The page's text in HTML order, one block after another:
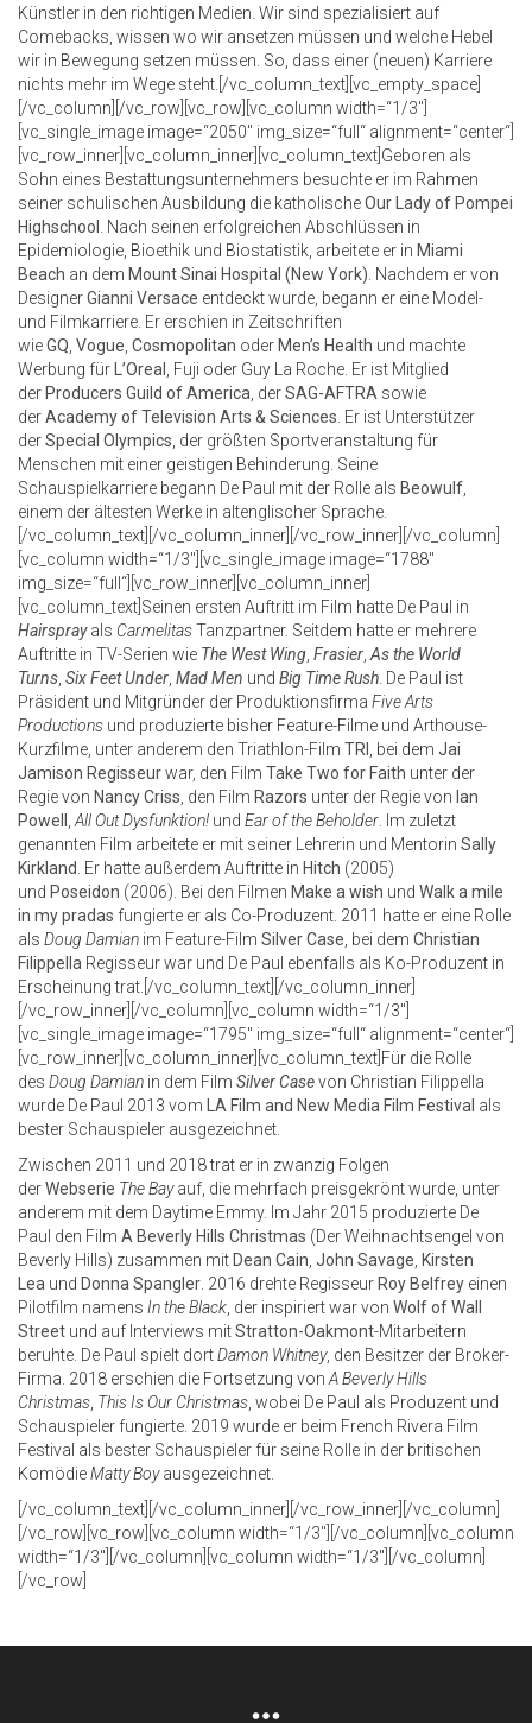
Künstler in den richtigen Medien. Wir sind spezialisiert auf
Comebacks, wissen wo wir ansetzen müssen und welche Hebel
wir in Bewegung setzen müssen. So, dass einer (neuen) Karriere
nichts mehr im Wege steht.[/vc_column_text][vc_empty_space]
[/vc_column][/vc_row][vc_row][vc_column width=“1/3″]
[vc_single_image image=“2050″ img_size=“full“ alignment=“center“]
[vc_row_inner][vc_column_inner][vc_column_text]Geboren als
Sohn eines Bestattungsunternehmers besuchte er im Rahmen
seiner schulischen Ausbildung die katholischeOur Lady of Pompei
Highschool
. Nach seinen erfolgreichen Abschlüssen in
Epidemiologie, Bioethik und Biostatistik, arbeitete er in Miami
Beach an dem Mount Sinai Hospital (New York) . Nachdem er von
DesignerGianni Versace entdeckt wurde, begann er eine Model-
und Filmkarriere. Er erschien in Zeitschriften
wieGQ Vogue Cosmopolitan oder Men’s Health und machte
Werbung für
L’Oreal
, Fuji oder Guy La Roche. Er ist Mitglied
der Producers Guild of America , derSAG-AFTRA sowie
derAcademy of Television Arts & Sciences . Er ist Unterstützer
derSpecial Olympics , der größten Sportveranstaltung für
Menschen mit einer geistigen Behinderung. Seine
Schauspielkarriere begann De Paul mit der Rolle als Beowulf
einem der ältesten Werke in altenglischer Sprache.
[/vc_column_text][/vc_column_inner][/vc_row_inner][/vc_column]
[vc_column width=“1/3″][vc_single_image image=“1788″
img_size=“full“][vc_row_inner][vc_column_inner]
[vc_column_text]Seinen ersten Auftritt im Film hatte De Paul in
Hairsprayals CarmelitasTanzpartner. Seitdem hatte er mehrere
Auftritte in TV-Serien wie The West Wing Frasier As the World
Turns Six Feet Under Mad Men und Big Time Rush . De Paul ist
Präsident und Mitgründer der Produktionsfirma Five Arts
Productions und produzierte bisher Feature-Filme und Arthouse-
Kurzfilme, unter anderem den Triathlon-Film TRI , bei dem Jai
Jamison Regisseurwar, den Film Take Two for Faith unter der
Regie von Nancy Criss , den Film Razors unter der Regie von Ian
Powell
All Out Dysfunktion! und Ear of the Beholder . Im zuletzt
genannten Film arbeitete er mit seiner Lehrerin und Mentorin Sally
Kirkland . Er hatte außerdem Auftritte in Hitch (2005)
und Poseidon (2006). Bei den Filmen Make a wish und Walk a mile
in my pradas fungierte er als Co-Produzent. 2011 hatte er eine Rolle
als Doug Damian im Feature-Film Silver Case , bei dem Christian
Filippella Regisseur war und De Paul ebenfalls als Ko-Produzent in
Erscheinung trat.[/vc_column_text][/vc_column_inner]
[/vc_row_inner][/vc_column][vc_column width=“1/3″]
[vc_single_image image=“1795″ img_size=“full“ alignment=“center“]
[vc_row_inner][vc_column_inner][vc_column_text]Für die Rolle
des Doug Damian in dem Film Silver Casevon Christian Filippella
wurde De Paul 2013 vom
LA Film and New Media Film Festival als
bester Schauspieler ausgezeichnet.
Zwischen 2011 und 2018 trat er in zwanzig Folgen
derWebserie The Bayauf, die mehrfach preisgekrönt wurde, unter
anderem mit dem Daytime Emmy. Im Jahr 2015 produzierte De
Paul den Film A Beverly Hills Christmas (Der Weihnachtsengel von
Beverly Hills) zusammen mit Dean Cain John Savage Kirsten
Lea und Donna Spangler 2016 drehte Regisseur Roy Belfrey einen
Pilotfilm namens In the Black , der inspiriert war von Wolf of Wall
Street und auf Interviews mitStratton-Oakmont-Mitarbeitern
beruhte. De Paul spielt dortDamon Whitney, den Besitzer der Broker-
Firma. 2018 erschien die Fortsetzung von A Beverly Hills
Christmas This Is Our Christmas , wobei De Paul als Produzent und
Schauspieler fungierte. 2019 wurde er beim French Rivera Film
Festival als bester Schauspieler für seine Rolle in der britischen
KomödieMatty Boyausgezeichnet.
‍[/vc_column_text][/vc_column_inner][/vc_row_inner][/vc_column]
[/vc_row][vc_row][vc_column width=“1/3″][/vc_column][vc_column
width=“1/3″][/vc_column][vc_column width=“1/3″][/vc_column]
[/vc_row]